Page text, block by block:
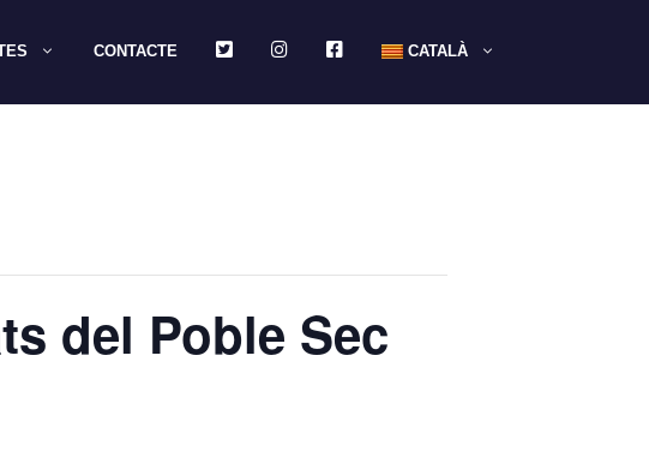
CONTACTE TWITTERINSTAGRAMFACEBOOKCATALÀ
del Poble Sec